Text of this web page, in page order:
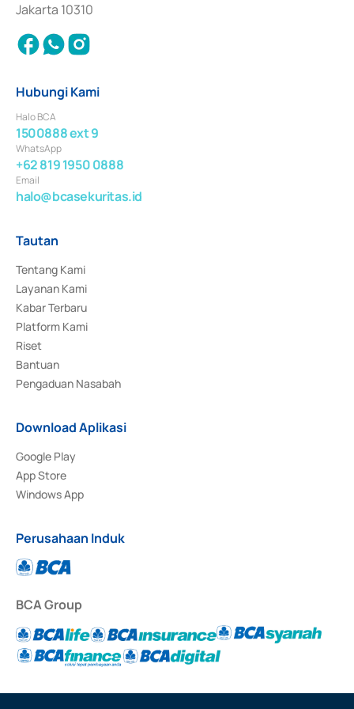
Jakarta 10310
Hubungi Kami
Halo BCA
1500888 ext 9
WhatsApp
+62 819 1950 0888
Email
halo@bcasekuritas.id
Tautan
Tentang Kami
Layanan Kami
Kabar Terbaru
Platform Kami
Riset
Bantuan
Pengaduan Nasabah
Download Aplikasi
Google Play
App Store
Windows App
Perusahaan Induk
BCA Group